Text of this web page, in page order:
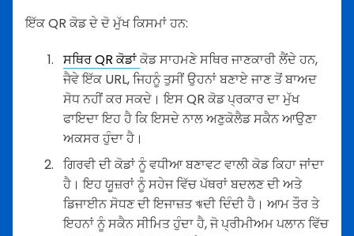
ਇੱਕ QR ਕੋਡ ਦੇ ਦੋ ਮੁੱਖ ਕਿਸਮਾਂ ਹਨ:
ਸਥਿਰ QR ਕੋਡਾਂਕੋਡ ਸਾਹਮਣੇ ਸਥਿਰ ਜਾਣਕਾਰੀ ਲੈਂਦੇ ਹਨ,
ਜੈਵੇ ਇੱਕ URL, ਜਿਹਨੂੰ ਤੁਸੀਂ ਉਹਨਾਂ ਬਣਾਏ ਜਾਣ ਤੋਂ ਬਾਅਦ
ਸੋਧ ਨਹੀਂ ਕਰ ਸਕਦੇ। ਇਸ QR ਕੋਡ ਪ੍ਰਕਾਰ ਦਾ ਮੁੱਖ
ਫਾਇਦਾ ਇਹ ਹੈ ਕਿ ਇਸਦੇ ਨਾਲ ਅਣੁਕੋਲੈਡ ਸਕੈਨ ਆਉਣਾ
ਅਕਸਰ ਹੁੰਦਾ ਹੈ।
ਗਿਰਵੀ ਦੀ ਕੋਡਾਂ ਨੂੰ ਵਧੀਆ ਬਣਾਵਟ ਵਾਲੀ ਕੋਡ ਕਿਹਾ ਜਾਂਦਾ
ਹੈ। ਇਹ ਯੂਜ਼ਰਾਂ ਨੂੰ ਸਹੇਜ ਵਿੱਚ ਪੱਥਰਾਂ ਬਦਲਣ ਦੀ ਅਤੇ
ਡਿਜਾਈਨ ਸੋਧਣ ਦੀ ਇਜਾਜ਼ਤ ঋਦੀ ਦਿੰਦੀ ਹੈ। ਆਮ ਤੌਰ ਤੇ
ਇਹਨਾਂ ਨੂੰ ਸਕੈਨ ਸੀਮਿਤ ਹੁੰਦਾ ਹੈ, ਜੋ ਪ੍ਰੀਮੀਅਮ ਪਲਾਨ ਵਿੱਚ